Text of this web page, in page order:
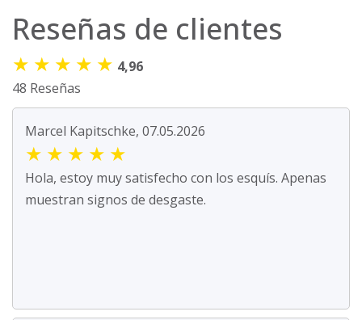
Reseñas de clientes
★ ★ ★ ★ ★ 4,96
48 Reseñas
Marcel Kapitschke, 07.05.2026
★ ★ ★ ★ ★
Hola, estoy muy satisfecho con los esquís. Apenas
muestran signos de desgaste.